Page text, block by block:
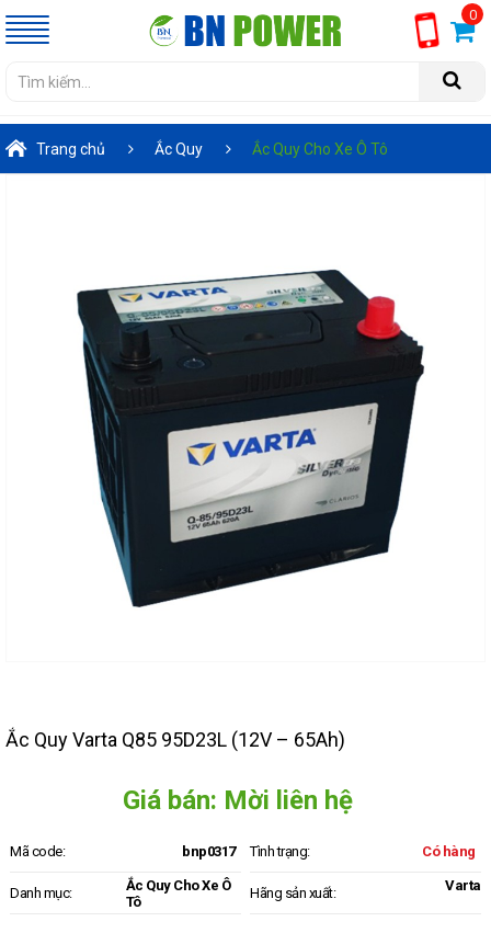
0
Trang chủ Ắc Quy Ắc Quy Cho Xe Ô Tô
Ắc Quy Varta Q85 95D23L (12V – 65Ah)
Giá bán: Mời liên hệ
Mã code: bnp0317 Tình trạng: Có hàng
Danh mục:
Ắc Quy Cho Xe Ô
Tô
Hãng sản xuất: Varta